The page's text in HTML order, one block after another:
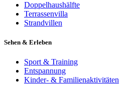
Doppelhaushälfte
Terrassenvilla
Strandvillen
Sehen & Erleben
Sport & Training
Entspannung
Kinder- & Familienaktivitäten